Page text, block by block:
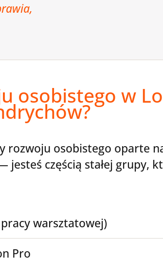
osobistego w
rozwoju osobistego oparte
częścią stałej grupy,
warsztatowej)
Pro